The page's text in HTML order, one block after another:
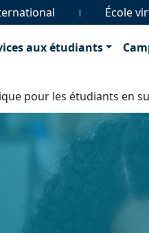
École
aux étudiants
pour les étudiants en